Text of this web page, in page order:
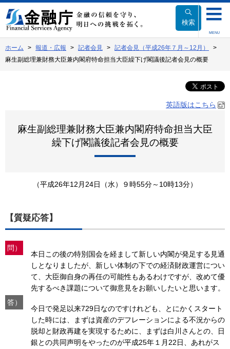
文
へ
動
検索
MENU
ホーム 報道・広報 記者会見
記者会見（平成26年７月～12月）
麻生副総理兼財務大臣兼内閣府特命担当大臣繰下げ閣議後記者会見の概要
英語版はこちら
麻生副総理兼財務大臣兼内閣府特命担当大臣
繰下げ閣議後記者会見の概要
（平成26年12月24日（水）９時55分～10時13分）
【質疑応答】
問）
本日この後の特別国会を経まして新しい内閣が発足する見通
しとなりましたが、新しい体制の下での経済財政運営につい
て、大臣御自身の再任の可能性もあるわけですが、改めて優
先するべき課題について御意見をお願いしたいと思います。
答）
今日で発足以来729日なのですけれども、とにかくスタート
した時には、まずは資産のデフレーションによる不況からの
脱却と財政再建を実現するために、まずは白川さんとの、日
銀との共同声明をやったのが平成25年１月22日、あれがス